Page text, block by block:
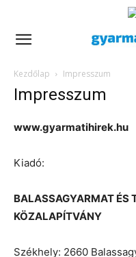
Kezdőlap Impresszum
Impresszum
www.gyarmatihirek.hu
Kiadó:
BALASSAGYARMAT ÉS
KÖZALAPÍTVÁNY
Székhely: 2660